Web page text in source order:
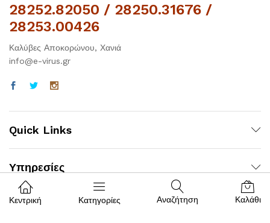
28252.82050 / 28250.31676 /
28253.00426
Καλύβες Αποκορώνου, Χανιά
info@e-virus.gr
Quick Links
Υπηρεσίες
Βοήθεια
Κεντρική Κατηγορίες Αναζήτηση Καλάθι